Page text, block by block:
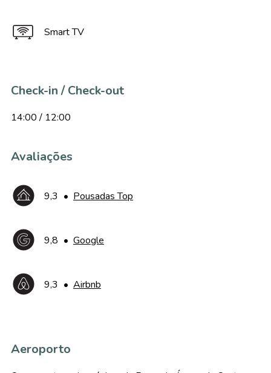
Smart TV
Check-in / Check-out
14:00 / 12:00
Avaliações
9,3 • Pousadas Top
9,8 • Google
9,3 • Airbnb
Aeroporto